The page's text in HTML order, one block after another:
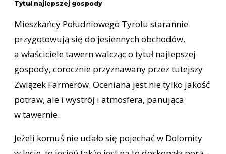
Tytuł najlepszej gospody
Mieszkańcy Południowego Tyrolu starannie
przygotowują się do jesiennych obchodów,
a właściciele tawern walcząc o tytuł najlepszej
gospody, corocznie przyznawany przez tutejszy
Związek Farmerów. Oceniana jest nie tylko jakość
potraw, ale i wystrój i atmosfera, panująca
w tawernie.
Jeżeli komuś nie udało się pojechać w Dolomity